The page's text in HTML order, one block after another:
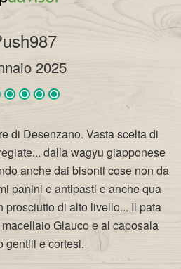
2025
di Desenzano. Vasta scelta di
dalla wagyu giapponese
anche dai bisonti cose non da
panini e antipasti e anche qua
prosciutto di alto livello... Il pata
Glauco e al caposala
gentili e cortesi.